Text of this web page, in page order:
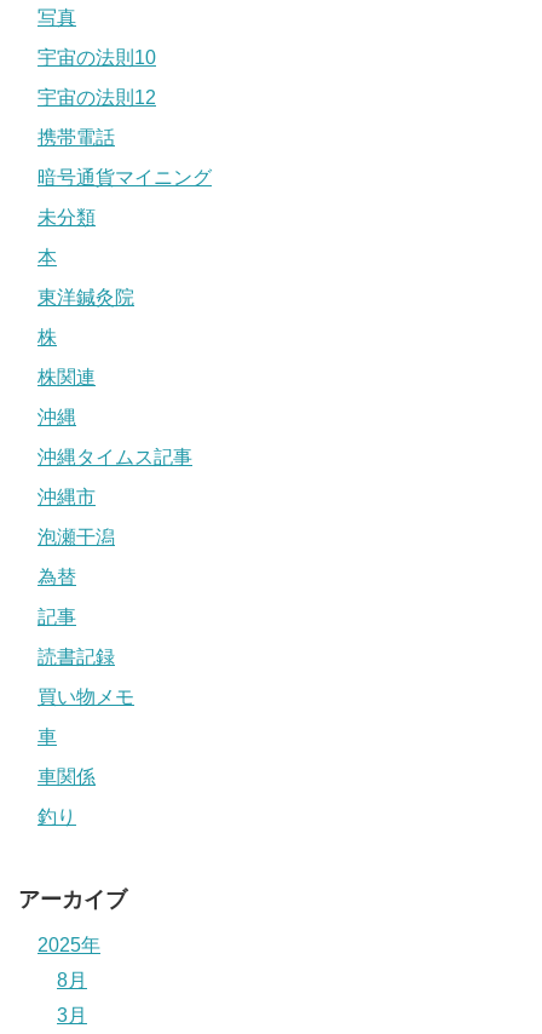
写真
宇宙の法則10
宇宙の法則12
携帯電話
暗号通貨マイニング
未分類
本
東洋鍼灸院
株
株関連
沖縄
沖縄タイムス記事
沖縄市
泡瀬干潟
為替
記事
読書記録
買い物メモ
車
車関係
釣り
アーカイブ
2025年
8月
3月